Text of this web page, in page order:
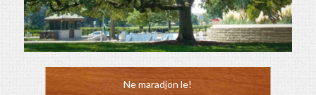
Ne maradjon le!